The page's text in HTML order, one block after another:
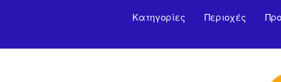
Κατηγορίες Περιοχές